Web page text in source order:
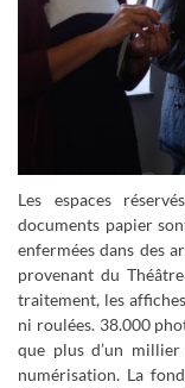
Les espaces
documents papier
enfermées dans des
provenant du
traitement, les
ni roulées. 38.000
que plus d’un
numérisation. La